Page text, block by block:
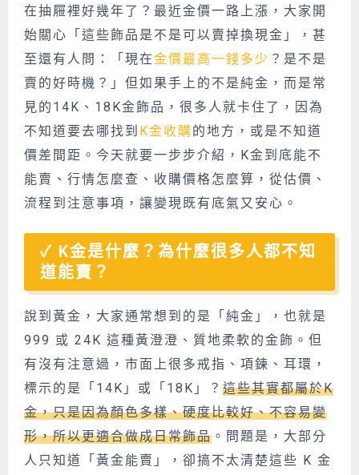
在抽屜裡好幾年了？最近金價一路上漲，大家開
始關心「這些飾品是不是可以賣掉換現金」，甚
至還有人問：「現在金價最高一錢多少 ？是不是
賣的好時機？」但如果手上的不是純金，而是常
見的14K、18K金飾品，很多人就卡住了，因為
不知道要去哪找到 K金收購的地方，或是不知道
價差間距。今天就要一步步介紹，K金到底能不
能賣、行情怎麼查、收購價格怎麼算，從估價、
流程到注意事項，讓變現既有底氣又安心。
K金是什麼？為什麼很多人都不知
道能賣？
說到黃金，大家通常想到的是「純金」，也就是
999 或 24K 這種黃澄澄、 質地柔軟 的金飾。但
有沒有注意過，市面上很多戒指、項鍊、耳環，
標示的是「14K」或「18K」？ 這些其實都屬於K
金，只是因為顏色多樣、硬度比較好、不容易變
形，所以更適合做成日常飾品 。問題是，大部分
人只知道「黃金能賣」，卻搞不太清楚這些 K 金